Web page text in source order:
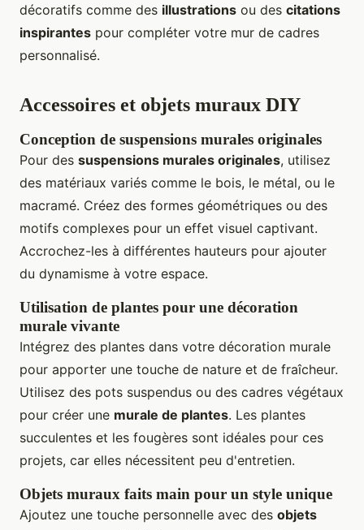
décoratifs comme des illustrations ou des citations
inspirantes pour compléter votre mur de cadres
personnalisé.
Accessoires et objets muraux DIY
Conception de suspensions murales originales
Pour des suspensions murales originales, utilisez
des matériaux variés comme le bois, le métal, ou le
macramé. Créez des formes géométriques ou des
motifs complexes pour un effet visuel captivant.
Accrochez-les à différentes hauteurs pour ajouter
du dynamisme à votre espace.
Utilisation de plantes pour une décoration
murale vivante
Intégrez des plantes dans votre décoration murale
pour apporter une touche de nature et de fraîcheur.
Utilisez des pots suspendus ou des cadres végétaux
pour créer une murale de plantes. Les plantes
succulentes et les fougères sont idéales pour ces
projets, car elles nécessitent peu d'entretien.
Objets muraux faits main pour un style unique
Ajoutez une touche personnelle avec des objets